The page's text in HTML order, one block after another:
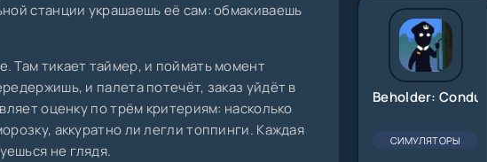
станции украшаешь её сам: обмакиваешь
Там тикает таймер, и поймать момент
и палета потечёт, заказ уйдёт в
оценку по трём критериям: насколько
аккуратно ли легли топпинги. Каждая
не глядя.
Beholder:
СИМУЛЯТОРЫ